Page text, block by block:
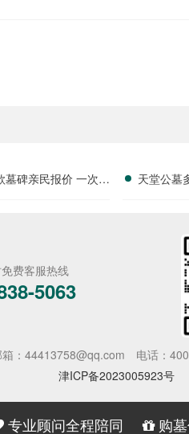
墓碑亲民报价 一次性
天堂公墓
费客服热线
5063
箱：44413758@qq.com
电话：
津ICP备2023005923号
专业顾问全程陪同 购墓